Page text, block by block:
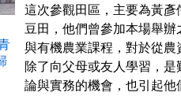
這次參觀田區，主要為黃彥
豆田，他們曾參加本場舉辦
與有機農業課程，對於從農
除了向父母或友人學習，是
論與實務的機會，也引起他